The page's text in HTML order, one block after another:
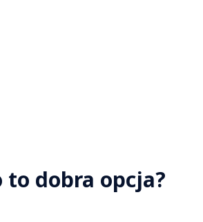
to dobra opcja?